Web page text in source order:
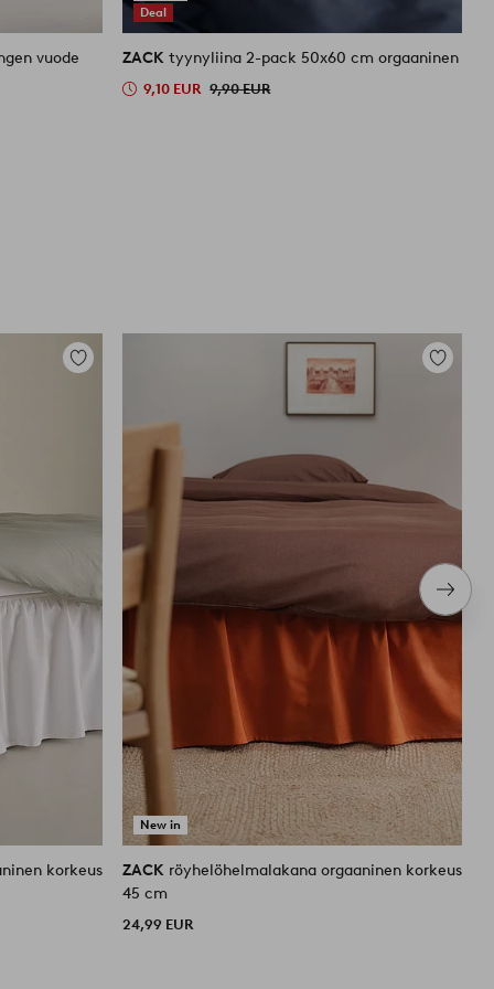
vuode
Deal
ZACK tyynyliina 2-pack 50x60 cm orgaaninen
9,10 EUR 9,90 EUR
Lisää
korkeus
New in
Lisää
ZACK röyhelöhelmalakana orgaaninen korkeus
45 cm
24,99 EUR
tuote